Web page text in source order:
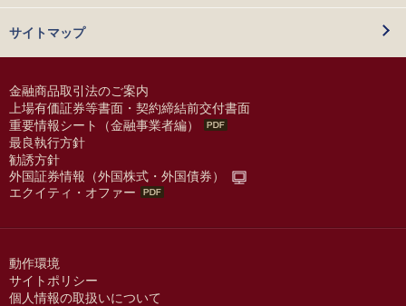
サイトマップ
金融商品取引法のご案内
上場有価証券等書面・契約締結前交付書面
重要情報シート（金融事業者編）
最良執行方針
勧誘方針
外国証券情報（外国株式・外国債券）
エクイティ・オファー
動作環境
サイトポリシー
個人情報の取扱いについて